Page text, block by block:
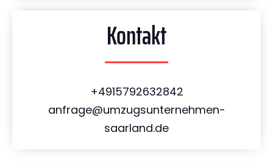
Kontakt
+4915792632842
anfrage@umzugsunternehmen-
saarland.de